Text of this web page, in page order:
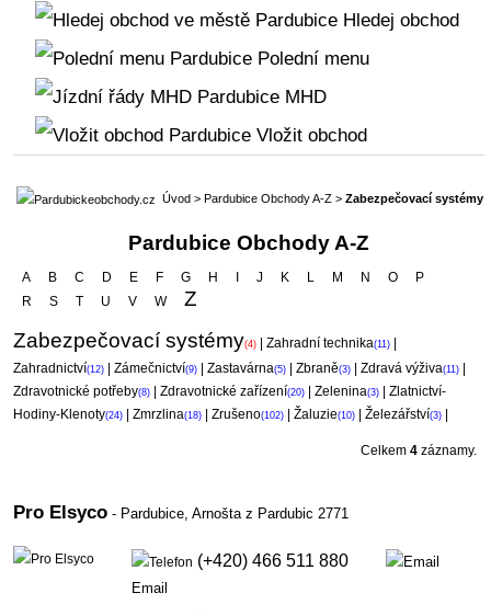
Hledej obchod
Polední menu
MHD
Vložit obchod
Úvod >Pardubice Obchody A-Z >Zabezpečovací systémy
Pardubice Obchody A-Z
A B C D E F G H J K L M N O
P
R
S T U V W
Z
Zabezpečovací systémy(4) |Zahradní technika(11)
Zahradnictví(12) |Zámečnictví(9) |Zastavárna(5) |Zbraně(3) |Zdravá výživa(11)
Zdravotnické potřeby(8) |Zdravotnické zařízení(20) |Zelenina(3) |Zlatnictví-
Hodiny-Klenoty(24) |Zmrzlina(18) |Zrušeno(102) |Žaluzie(10) |Železářství(3)
Celkem 4záznamy.
Pro Elsyco - Pardubice,Arnošta z Pardubic 2771
(+420) 466 511 880
Email